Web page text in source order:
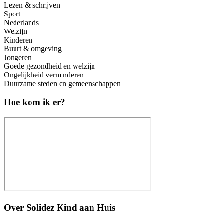
Lezen & schrijven
Sport
Nederlands
Welzijn
Kinderen
Buurt & omgeving
Jongeren
Goede gezondheid en welzijn
Ongelijkheid verminderen
Duurzame steden en gemeenschappen
Hoe kom ik er?
Over Solidez Kind aan Huis